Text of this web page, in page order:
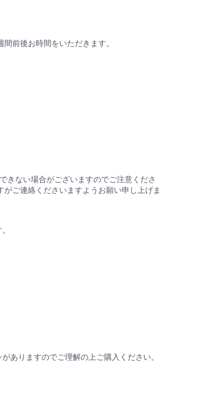
前後お時間をいただきます。
きない場合がございますのでご注意くださ
ご連絡くださいますようお願い申し上げま
ありますのでご理解の上ご購入ください。